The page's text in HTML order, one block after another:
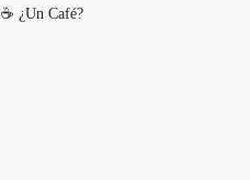
☕️ ¿Un Café?